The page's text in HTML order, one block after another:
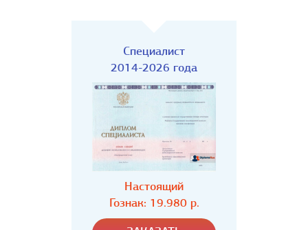
Специалист
2014-2026 года
Настоящий
Гознак: 19.980 р.